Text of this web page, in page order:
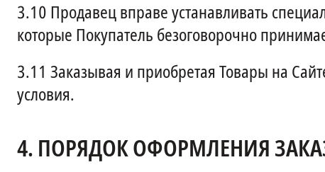
3.10 Продавец вправе устанавливать
которые Покупатель безоговорочно
3.11 Заказывая и приобретая Товары на
условия.
4.ПОРЯДОК ОФОРМЛЕНИЯ